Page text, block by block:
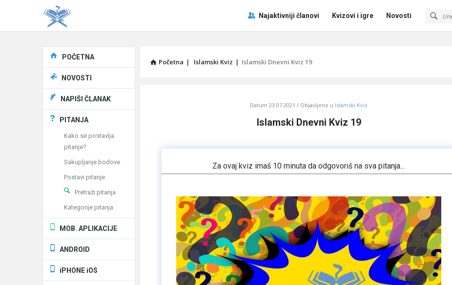
Pitaj
Učene
Navigacija
Najaktivniji članovi Kvizovi i igre Novosti
Početna | Islamski Kviz | Islamski Dnevni Kviz 19
Latest
Articles
Datum 23.07.2021 Objavljeno u Islamski Kviz
Islamski Dnevni Kviz 19
Za ovaj kviz imaš 10 minuta da odgovoriš na sva pitanja...
Explore
POČETNA
NOVOSTI
NAPIŠI ČLANAK
PITANJA
Kako se postavlja
pitanje?
Sakupljanje bodove
Postavi pitanje
Pretraži pitanja
Kategorije pitanja
MOB. APLIKACIJE
ANDROID
iPHONE iOS